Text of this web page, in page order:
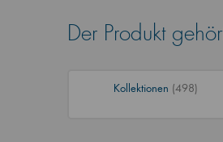
Der Produkt
Kollektionen (498)